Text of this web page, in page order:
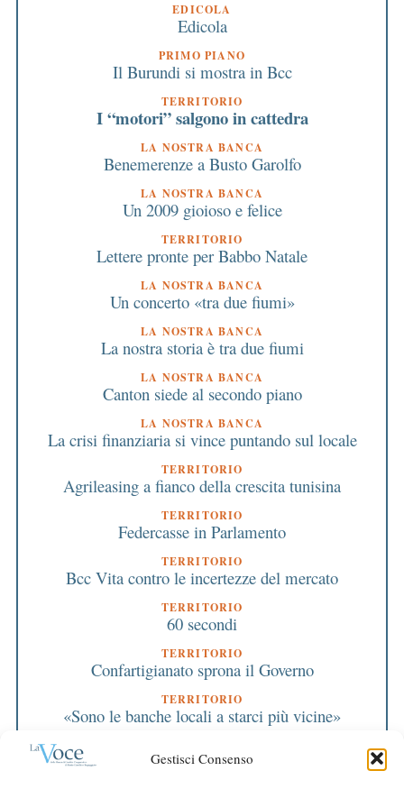
Gestisci Consenso
EDICOLA
Edicola
PRIMO PIANO
Il Burundi si mostra in Bcc
TERRITORIO
I “motori” salgono in cattedra
LA NOSTRA BANCA
Benemerenze a Busto Garolfo
LA NOSTRA BANCA
Un 2009 gioioso e felice
TERRITORIO
Lettere pronte per Babbo Natale
LA NOSTRA BANCA
Un concerto «tra due fiumi»
LA NOSTRA BANCA
La nostra storia è tra due fiumi
LA NOSTRA BANCA
Canton siede al secondo piano
LA NOSTRA BANCA
La crisi finanziaria si vince puntando sul locale
TERRITORIO
Agrileasing a fianco della crescita tunisina
TERRITORIO
Federcasse in Parlamento
TERRITORIO
Bcc Vita contro le incertezze del mercato
TERRITORIO
60 secondi
TERRITORIO
Confartigianato sprona il Governo
TERRITORIO
«Sono le banche locali a starci più vicine»
Giovani Industriali